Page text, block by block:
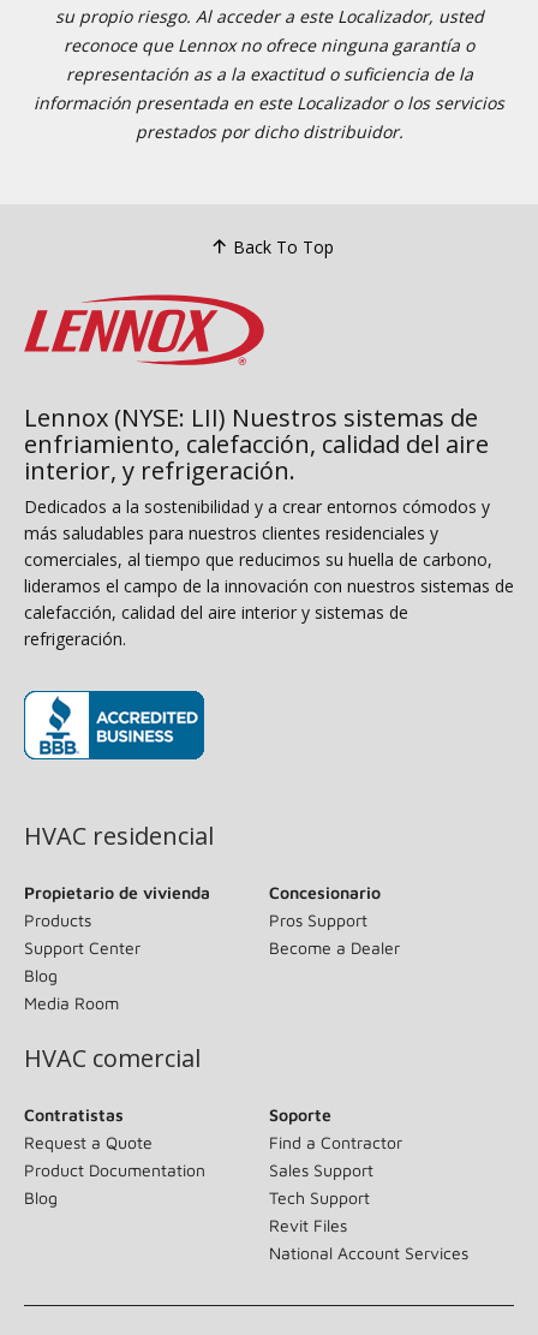
su propio riesgo. Al acceder a este Localizador, usted
reconoce que Lennox no ofrece ninguna garantía o
representación as a la exactitud o suficiencia de la
información presentada en este Localizador o los servicios
prestados por dicho distribuidor.
Back To Top
Lennox (NYSE: LII) Nuestros sistemas de
enfriamiento, calefacción, calidad del aire
interior, y refrigeración.
Dedicados a la sostenibilidad y a crear entornos cómodos y
más saludables para nuestros clientes residenciales y
comerciales, al tiempo que reducimos su huella de carbono,
lideramos el campo de la innovación con nuestros sistemas de
calefacción, calidad del aire interior y sistemas de
refrigeración.
HVAC residencial
Propietario de vivienda
Products
Support Center
Blog
Media Room
Concesionario
Pros Support
Become a Dealer
HVAC comercial
Contratistas
Request a Quote
Product Documentation
Blog
Soporte
Find a Contractor
Sales Support
Tech Support
Revit Files
National Account Services